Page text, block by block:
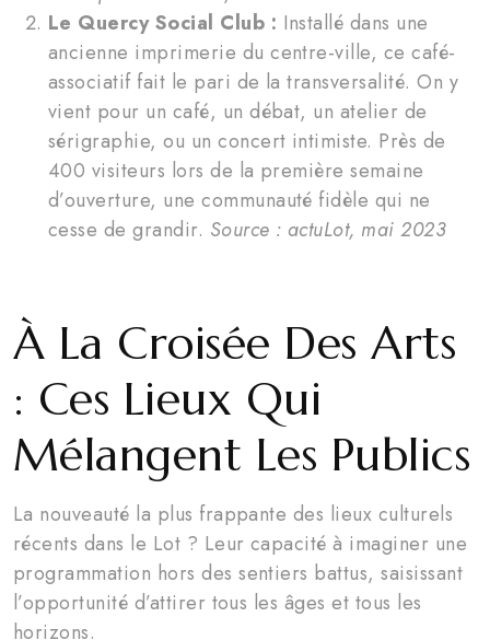
Le Quercy Social Club : Installé dans une
ancienne imprimerie du centre-ville, ce café-
associatif fait le pari de la transversalité. On y
vient pour un café, un débat, un atelier de
sérigraphie, ou un concert intimiste. Près de
400 visiteurs lors de la première semaine
d’ouverture, une communauté fidèle qui ne
cesse de grandir. Source : actuLot, mai 2023
À La Croisée Des Arts
: Ces Lieux Qui
Mélangent Les Publics
La nouveauté la plus frappante des lieux culturels
récents dans le Lot ? Leur capacité à imaginer une
programmation hors des sentiers battus, saisissant
l’opportunité d’attirer tous les âges et tous les
horizons.